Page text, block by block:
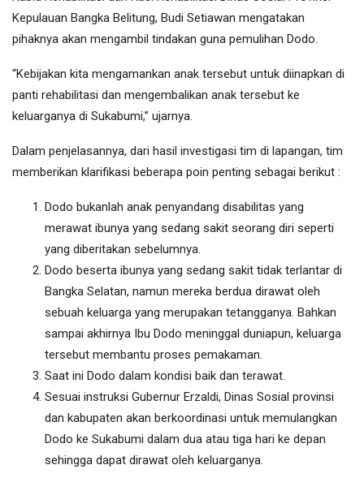
Kepulauan Bangka Belitung, Budi Setiawan mengatakan
pihaknya akan mengambil tindakan guna pemulihan Dodo.
“Kebijakan kita mengamankan anak tersebut untuk diinapkan di
panti rehabilitasi dan mengembalikan anak tersebut ke
keluarganya di Sukabumi,” ujarnya.
Dalam penjelasannya, dari hasil investigasi tim di lapangan, tim
memberikan klarifikasi beberapa poin penting sebagai berikut :
Dodo bukanlah anak penyandang disabilitas yang
merawat ibunya yang sedang sakit seorang diri seperti
yang diberitakan sebelumnya.
Dodo beserta ibunya yang sedang sakit tidak terlantar di
Bangka Selatan, namun mereka berdua dirawat oleh
sebuah keluarga yang merupakan tetangganya. Bahkan
sampai akhirnya Ibu Dodo meninggal duniapun, keluarga
tersebut membantu proses pemakaman.
Saat ini Dodo dalam kondisi baik dan terawat.
Sesuai instruksi Gubernur Erzaldi, Dinas Sosial provinsi
dan kabupaten akan berkoordinasi untuk memulangkan
Dodo ke Sukabumi dalam dua atau tiga hari ke depan
sehingga dapat dirawat oleh keluarganya.